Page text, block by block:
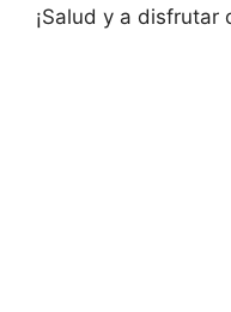
¡Salud y a disfrutar